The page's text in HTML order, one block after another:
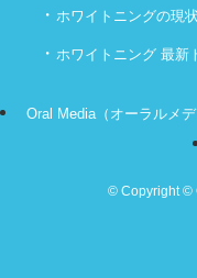
・ ホワイトニングの現
・ ホワイトニング 最新
Oral Media（オーラルメ
©Copyright ©